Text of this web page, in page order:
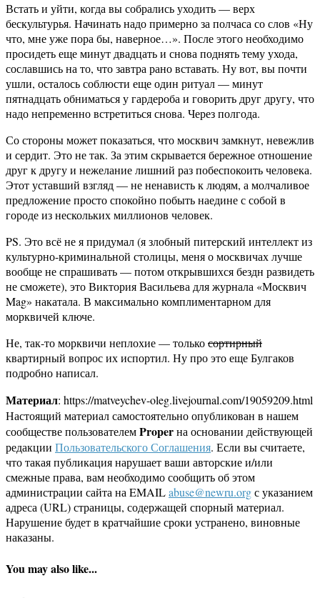
Встать и уйти, когда вы собрались уходить — верх
бескультурья. Начинать надо примерно за полчаса со слов «Ну
что, мне уже пора бы, наверное…». После этого необходимо
просидеть еще минут двадцать и снова поднять тему ухода,
сославшись на то, что завтра рано вставать. Ну вот, вы почти
ушли, осталось соблюсти еще один ритуал — минут
пятнадцать обниматься у гардероба и говорить друг другу, что
надо непременно встретиться снова. Через полгода.
Со стороны может показаться, что москвич замкнут, невежлив
и сердит. Это не так. За этим скрывается бережное отношение
друг к другу и нежелание лишний раз побеспокоить человека.
Этот уставший взгляд — не ненависть к людям, а молчаливое
предложение просто спокойно побыть наедине с собой в
городе из нескольких миллионов человек.
PS. Это всё не я придумал (я злобный питерский интеллект из
культурно-криминальной столицы, меня о москвичах лучше
вообще не спрашивать — потом открывшихся бездн развидеть
не сможете), это Виктория Васильева для журнала «Москвич
Mag» накатала. В максимально комплиментарном для
морквичей ключе.
Не, так-то морквичи неплохие — толькосортирный
квартирный вопрос их испортил. Ну про это еще Булгаков
подробно написал.
Материал: https://matveychev-oleg.livejournal.com/19059209.html
Настоящий материал самостоятельно опубликован в нашем
сообществе пользователемProperна основании действующей
редакции Пользовательского Соглашения. Если вы считаете,
что такая публикация нарушает ваши авторские и/или
смежные права, вам необходимо сообщить об этом
администрации сайта на EMAILabuse@newru.orgс указанием
адреса (URL) страницы, содержащей спорный материал.
Нарушение будет в кратчайшие сроки устранено, виновные
наказаны.
You may also like...